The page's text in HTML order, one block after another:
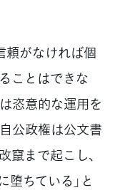
頼がなければ個
ことはできな
恣意的な運用を
公政権は公文書
竄まで起こし、
ちている」と